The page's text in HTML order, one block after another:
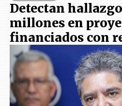
Detectan
millones en
financiados con